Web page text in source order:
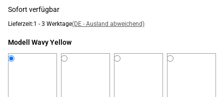
Sofort verfügbar
Lieferzeit:1 - 3 Werktage(DE - Ausland abweichend)
Modell Wavy Yellow